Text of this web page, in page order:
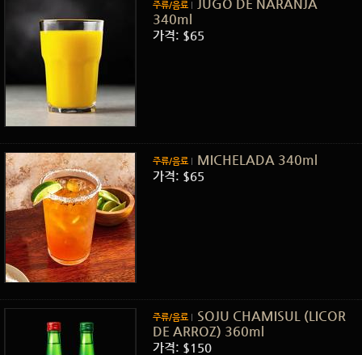
주류/음료
JUGO DE NARANJA
340ml
가격: $65
주류/음료 MICHELADA 340ml
가격: $65
주류/음료
SOJU CHAMISUL (LICOR
DE ARROZ) 360ml
가격: $150